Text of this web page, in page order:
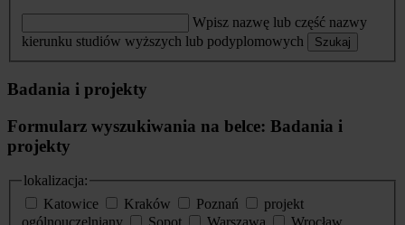
Wpisz nazwę lub część nazwy
kierunku studiów wyższych lub podyplomowych
Szukaj
Badania i projekty
Formularz wyszukiwania na belce: Badania i
projekty
lokalizacja:
Katowice
Kraków Poznań
projekt
ogólnouczelniany
Sopot Warszawa
Wrocław